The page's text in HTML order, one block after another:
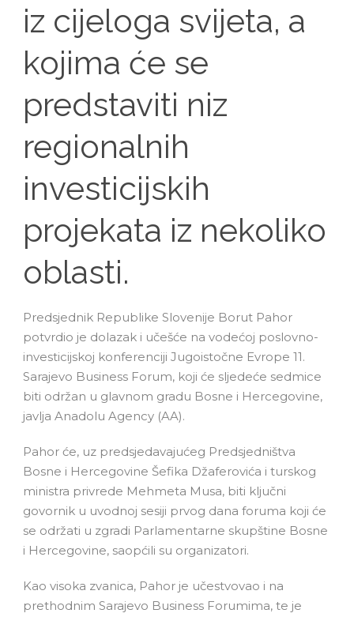
iz cijeloga svijeta, a
kojima će se
predstaviti niz
regionalnih
investicijskih
projekata iz nekoliko
oblasti.
Predsjednik Republike Slovenije Borut Pahor
potvrdio je dolazak i učešće na vodećoj poslovno-
investicijskoj konferenciji Jugoistočne Evrope 11.
Sarajevo Business Forum, koji će sljedeće sedmice
biti održan u glavnom gradu Bosne i Hercegovine,
javlja Anadolu Agency (AA).
Pahor će, uz predsjedavajućeg Predsjedništva
Bosne i Hercegovine Šefika Džaferovića i turskog
ministra privrede Mehmeta Musa, biti ključni
govornik u uvodnoj sesiji prvog dana foruma koji će
se održati u zgradi Parlamentarne skupštine Bosne
i Hercegovine, saopćili su organizatori.
Kao visoka zvanica, Pahor je učestvovao i na
prethodnim Sarajevo Business Forumima, te je